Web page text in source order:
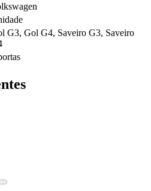
G3, Gol G4, Saveiro G3, Saveiro